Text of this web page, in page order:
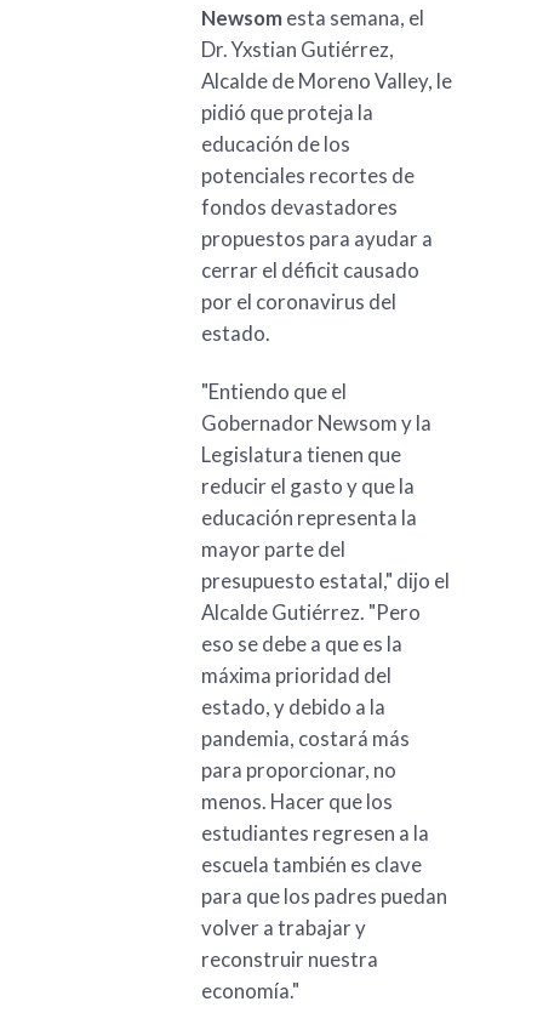
Newsomesta semana, el
Dr. Yxstian Gutiérrez,
Alcalde de Moreno Valley, le
pidió que proteja la
educación de los
potenciales recortes de
fondos devastadores
propuestos para ayudar a
cerrar el déficit causado
por el coronavirus del
estado.
"Entiendo que el
Gobernador Newsom y la
Legislatura tienen que
reducir el gasto y que la
educación representa la
mayor parte del
presupuesto estatal," dijo el
Alcalde Gutiérrez. "Pero
eso se debe a que es la
máxima prioridad del
estado, y debido a la
pandemia, costará más
para proporcionar, no
menos. Hacer que los
estudiantes regresen a la
escuela también es clave
para que los padres puedan
volver a trabajar y
reconstruir nuestra
economía."